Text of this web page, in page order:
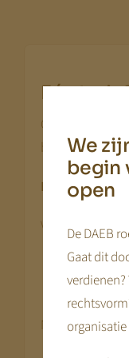
Eén
Organisaties
benaderingen.
Eén uniform
Voordelen:
eenvoud
minder
Nadeel:
We
begin
open
De DAEB
Gaat dit
organisatie